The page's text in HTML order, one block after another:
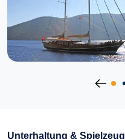
Unterhaltung & Spielzeug